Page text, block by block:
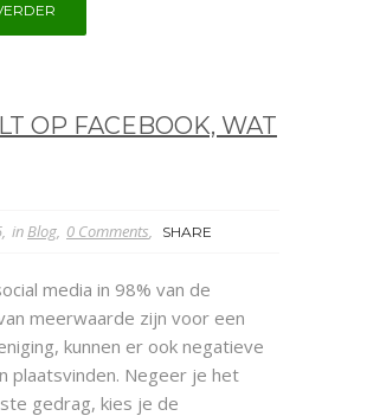
OP FACEBOOK, WAT
inBlog 0 Comments SHARE
media in 98% van de
meerwaarde zijn voor een
kunnen er ook negatieve
plaatsvinden. Negeer je het
gedrag, kies je de